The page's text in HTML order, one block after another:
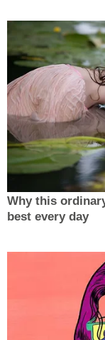
Why this
best every day